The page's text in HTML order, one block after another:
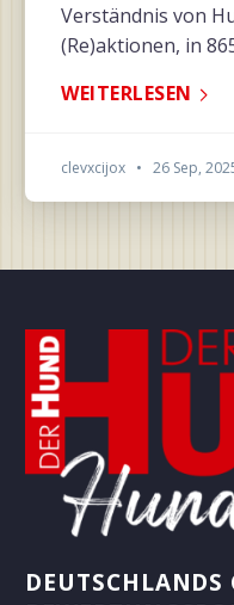
Verständnis von
(Re)aktionen, in
WEITERLESEN
clevxcijox • 26 Sep,
DEUTSCHLANDS